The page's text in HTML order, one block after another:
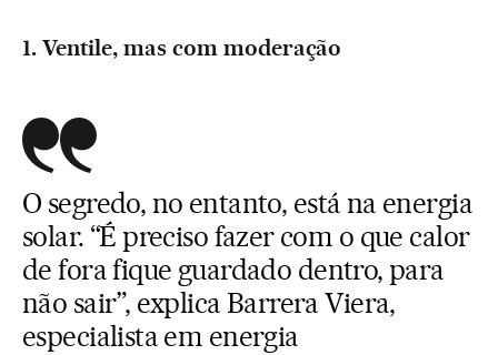
1. Ventile, mas com moderação
O segredo, no entanto, está na energia
solar. “É preciso fazer com o que calor
de fora fique guardado dentro, para
não sair”, explica Barrera Viera,
especialista em energia